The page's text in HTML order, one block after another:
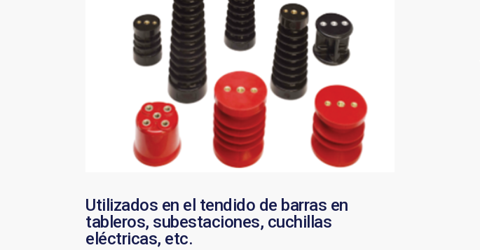
Utilizados en el tendido de barras en
tableros, subestaciones, cuchillas
eléctricas, etc.